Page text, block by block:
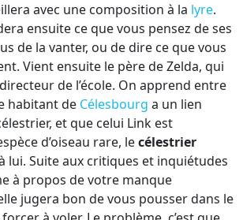
avec une composition à la lyre.
ensuite ce que vous pensez de ses
de la vanter, ou de dire ce que vous
Vient ensuite le père de Zelda, qui
de l’école. On apprend entre
habitant de Célesbourg a un lien
et que celui Link est
d’oiseau rare, lecélestrier
à lui. Suite aux critiques et inquiétudes
à propos de votre manque
jugera bon de vous pousser dans le